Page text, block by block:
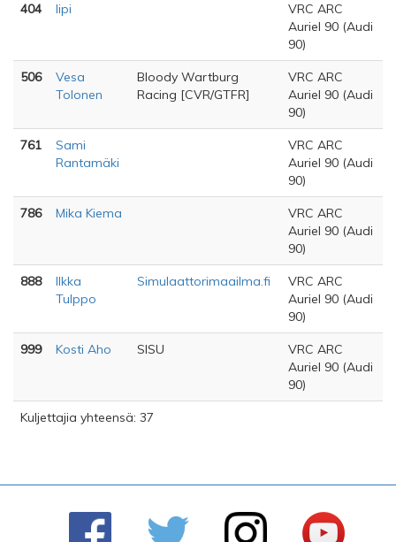
404 lipi
VRC ARC
Auriel 90 (Audi
90)
506
Vesa
Tolonen
Bloody Wartburg
Racing [CVR/GTFR]
VRC ARC
Auriel 90 (Audi
90)
761
Sami
Rantamäki
VRC ARC
Auriel 90 (Audi
90)
786 Mika Kiema
VRC ARC
Auriel 90 (Audi
90)
888
Ilkka
Tulppo
Simulaattorimaailma.fi
VRC ARC
Auriel 90 (Audi
90)
999 Kosti Aho SISU
VRC ARC
Auriel 90 (Audi
90)
Kuljettajia yhteensä: 37